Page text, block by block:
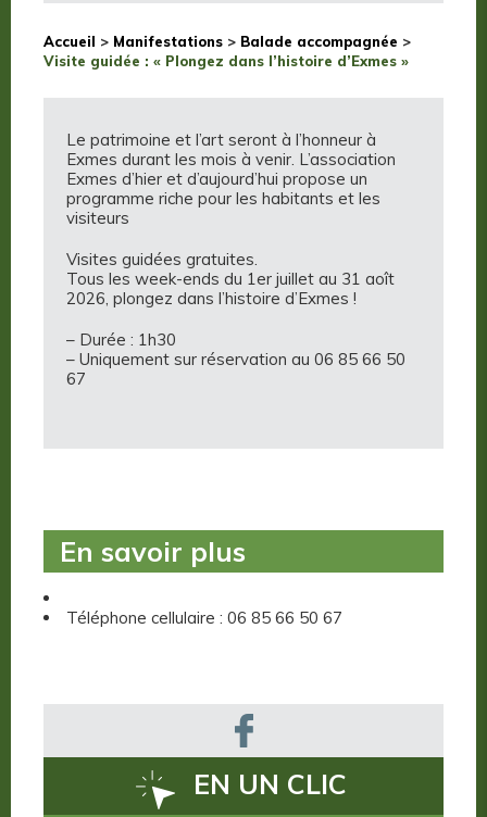
Accueil > Manifestations > Balade accompagnée >
Visite guidée : « Plongez dans l’histoire d’Exmes »
Le patrimoine et l’art seront à l’honneur à
Exmes durant les mois à venir. L’association
Exmes d’hier et d’aujourd’hui propose un
programme riche pour les habitants et les
visiteurs
Visites guidées gratuites.
Tous les week-ends du 1er juillet au 31 aoît
2026, plongez dans l’histoire d’Exmes !
– Durée : 1h30
– Uniquement sur réservation au 06 85 66 50
67
En savoir plus
Téléphone cellulaire : 06 85 66 50 67
EN UN CLIC